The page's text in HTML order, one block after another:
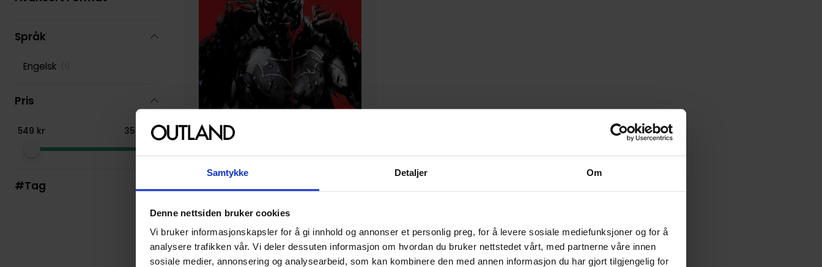
Samtykke Detaljer Om
Denne nettsiden bruker cookies
Vi bruker informasjonskapsler for å gi innhold og annonser et personlig preg, for å levere sosiale mediefunksjoner og for å
analysere trafikken vår. Vi deler dessuten informasjon om hvordan du bruker nettstedet vårt, med partnerne våre innen
sosiale medier, annonsering og analysearbeid, som kan kombinere den med annen informasjon du har gjort tilgjengelig for
Deluxe Edition
Declan Shalvey,Scott Snyder
All-Star Batman by Scott Snyder
Hardcover · Engelsk
Språk
Engelsk
Pris
549 kr 35 999 kr
#Tag